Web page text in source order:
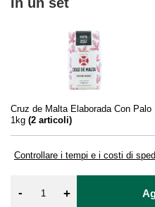
Cruz de Malta Elaborada Con Palo
1kg (2 articoli)
Controllare i tempi e i costi di
- +